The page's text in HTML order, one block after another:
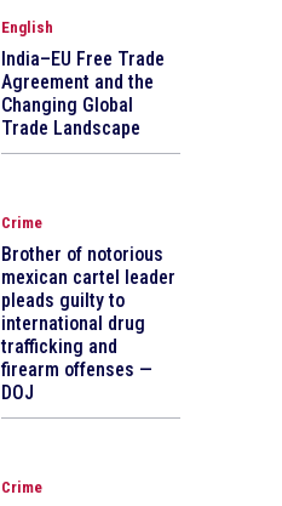
English
India–EU Free Trade
Agreement and the
Changing Global
Trade Landscape
Crime
Brother of notorious
mexican cartel leader
pleads guilty to
international drug
trafficking and
firearm offenses —
DOJ
Crime